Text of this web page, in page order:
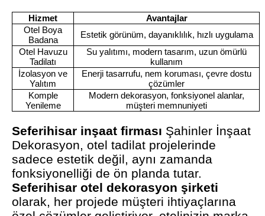
Hizmet
Avantajlar
Otel Boya
Badana
Estetik görünüm, dayanıklılık, hızlı uygulama
Otel Havuzu
Tadilatı
Su yalıtımı, modern tasarım, uzun ömürlü
kullanım
İzolasyon ve
Yalıtım
Enerji tasarrufu, nem koruması, çevre dostu
çözümler
Komple
Yenileme
Modern dekorasyon, fonksiyonel alanlar,
müşteri memnuniyeti
Seferihisar inşaat firması Şahinler İnşaat
Dekorasyon, otel tadilat projelerinde
sadece estetik değil, aynı zamanda
fonksiyonelliği de ön planda tutar.
Seferihisar otel dekorasyon şirketi
olarak, her projede müşteri ihtiyaçlarına